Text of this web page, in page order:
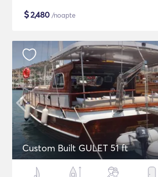
$2,480 /noapte
Custom Built GULET 51 ft